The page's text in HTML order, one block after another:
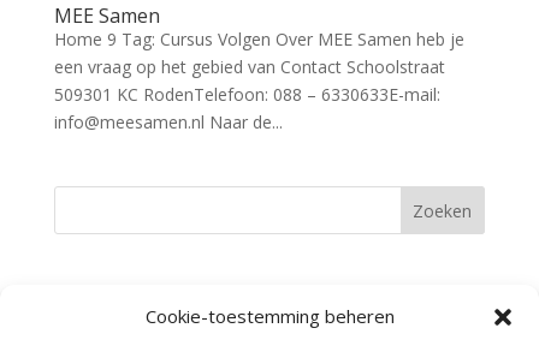
Cookie-toestemming beheren
MEE Samen
Home 9 Tag: Cursus Volgen Over MEE Samen heb je
een vraag op het gebied van Contact Schoolstraat
509301 KC RodenTelefoon: 088 – 6330633E-mail:
info@meesamen.nl Naar de...